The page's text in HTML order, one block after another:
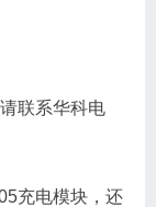
联系华科电
充电模块，还